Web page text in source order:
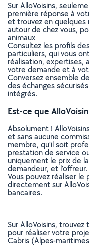
Sur AlloVoisins,
première réponse à
et trouvez en
autour de chez vous,
animaux
Consultez les profils
particuliers, qui vous
réalisation, expertises,
votre demande et à
Conversez ensemble
des échanges
intégrés.
Est-ce que
Absolument !
et sans aucune
membre, qu’il soit
prestation de service
uniquement le prix de
demandeur, et l’offreur.
Vous pouvez réaliser
directement sur
bancaires.
Sur AlloVoisins,
pour réaliser votre
Cabris (Alpes-